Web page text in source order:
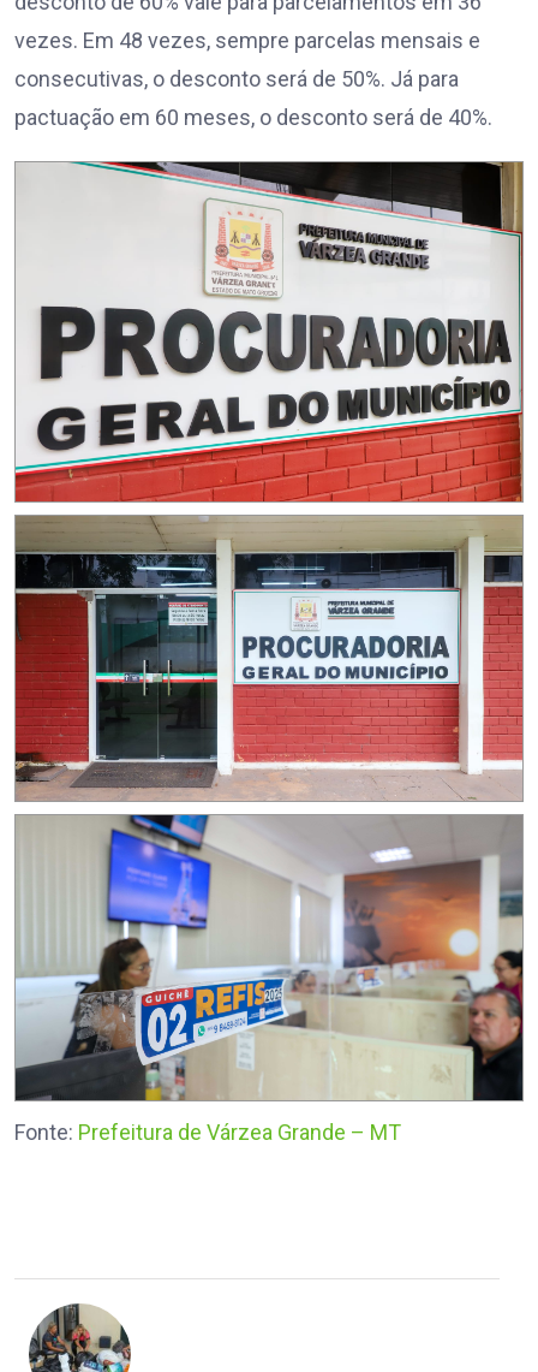
vezes. Em 48 vezes, sempre parcelas mensais e
consecutivas, o desconto será de 50%. Já para
pactuação em 60 meses, o desconto será de 40%.
Fonte: Prefeitura de Várzea Grande – MT